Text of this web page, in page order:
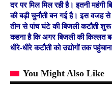
दर पर मिल मिल रही है। इतनी
की बड़ी चुनौती बन गई है। इस वजह से
तीन से पांच घंटे की बिजली कटौती
कहना है कि अगर बिजली की किल्लत
धीरे-धीरे कटौती को उद्योगों तक
You Might Also Like